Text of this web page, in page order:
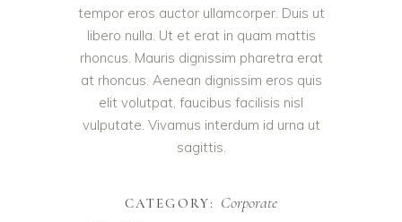
tempor eros auctor ullamcorper. Duis ut
libero nulla. Ut et erat in quam mattis
rhoncus. Mauris dignissim pharetra erat
at rhoncus. Aenean dignissim eros quis
elit volutpat, faucibus facilisis nisl
vulputate. Vivamus interdum id urna ut
sagittis.
CATEGORY: Corporate